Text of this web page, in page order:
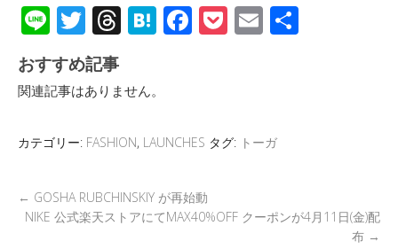
Li
n
e
T
wi
tt
er
T
e
a
d
H
a
F
o
k
P E
おすすめ記事
関連記事はありません。
カテゴリー: FASHION, LAUNCHES タグ: トーガ
← GOSHA RUBCHINSKIY が再始動
NIKE 公式楽天ストアにてMAX40%OFF クーポンが4月11日(金)配
布 →